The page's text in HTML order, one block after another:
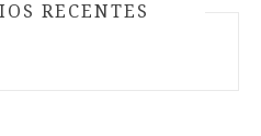
RECENTES